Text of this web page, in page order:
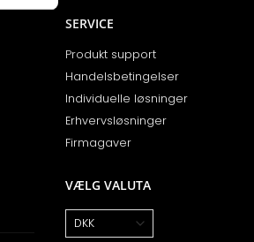
SERVICE
Produkt support
Handelsbetingelser
Individuelle løsninger
Erhvervsløsninger
Firmagaver
VÆLG VALUTA